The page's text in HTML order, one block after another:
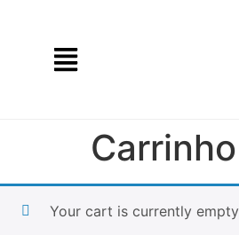
Carrinho
Your cart is currently